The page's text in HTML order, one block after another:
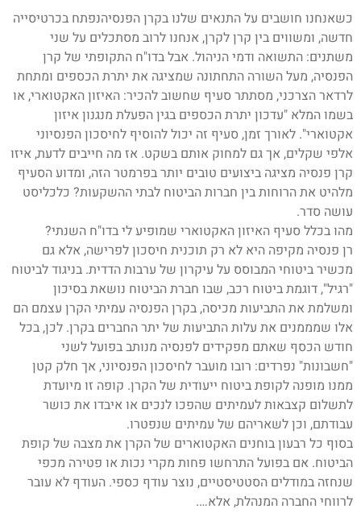
כשאנחנו חושבים על התנאים שלנו בקרן הפנסיהנפתח בכרטיסייה
חדשה, ומשווים בין קרן לקרן, אנחנו לרוב מסתכלים על שני
משתנים: התשואה ודמי הניהול. אבל בדו"ח התקופתי של קרן
הפנסיה, מעל השורה התחתונה שמציגה את יתרת הכספים ומתחת
לרדאר הצרכני, מסתתר סעיף שחשוב להכיר: האיזון האקטוארי, או
בשמו המלא "עדכון יתרת הכספים בגין הפעלת מנגנון איזון
אקטוארי". לאורך זמן, סעיף זה יכול להוסיף לחיסכון הפנסיוני
אלפי שקלים, אך גם למחוק אותם בשקט. אז מה חייבים לדעת, איזו
קרן פנסיה מציגה ביצועים טובים יותר בפרמטר הזה, ומדוע הסעיף
מלהיט את הרוחות בין חברות הביטוח לבתי ההשקעות? כלכליסט
עושה סדר.
מהו בכלל סעיף האיזון האקטוארי שמופיע לי בדו"ח השנתי?
רן פנסיה מקיפה היא לא רק תוכנית חיסכון לפרישה, אלא גם
מכשיר ביטוחי המבוסס על עיקרון של ערבות הדדית. בניגוד לביטוח
"רגיל", דוגמת ביטוח רכב, שבו חברת הביטוח נושאת בסיכון
ומשלמת את התביעות מכיסה, בקרן הפנסיה עמיתי הקרן עצמם הם
אלו שמממנים את עלות התביעות של יתר החברים בקרן. לכן, בכל
חודש הכסף שאתם מפקידים לפנסיה מנותב בפועל לשני
"חשבונות" נפרדים: רובו מועבר לחיסכון הפנסיוני, אך חלק קטן
ממנו מופנה לקופת ביטוח ייעודית של הקרן. קופה זו מיועדת
לתשלום קצבאות לעמיתים שהפכו לנכים או איבדו את כושר
עבודתם, וכן לשאריהם של עמיתים שנפטרו.
בסוף כל רבעון בוחנים האקטוארים של הקרן את מצבה של קופת
הביטוח. אם בפועל התרחשו פחות מקרי נכות או פטירה מכפי
שנחזה במודלים הסטטיסטיים, נוצר עודף כספי. העודף לא עובר
לרווחי החברה המנהלת, אלא….